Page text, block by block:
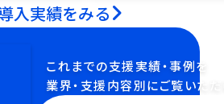
入実績をみる
これまでの支援実績・事例を
業界・支援内容別にご覧いただ